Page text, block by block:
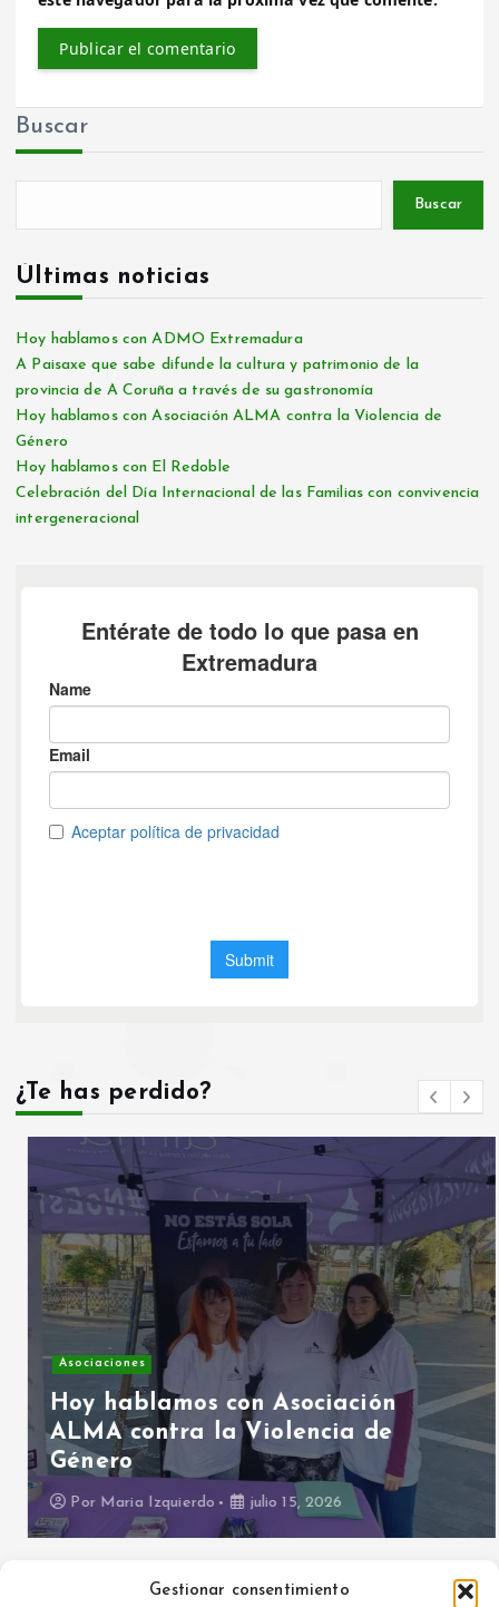
Gestionar consentimiento
Buscar
Buscar
Últimas noticias
Hoy hablamos con ADMO Extremadura
A Paisaxe que sabe difunde la cultura y patrimonio de la
provincia de A Coruña a través de su gastronomía
Hoy hablamos con Asociación ALMA contra la Violencia de
Género
Hoy hablamos con El Redoble
Celebración del Día Internacional de las Familias con convivencia
intergeneracional
¿Te has perdido?
Asociaciones
Hoy hablamos con Asociación
ALMA contra la Violencia de
Género
PorMaria Izquierdo julio 15, 2026